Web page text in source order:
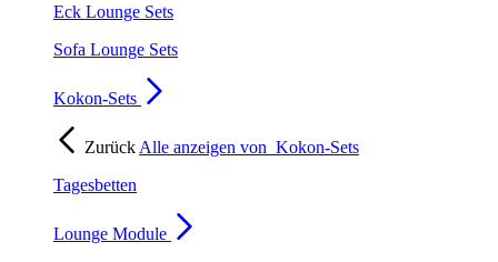
Eck Lounge Sets
Sofa Lounge Sets
Kokon-Sets
Zurück Alle anzeigen von Kokon-Sets
Tagesbetten
Lounge Module